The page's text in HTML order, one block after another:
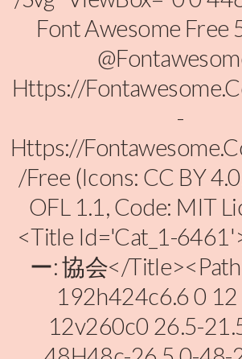
Font Awesome Free
Https://
-
Https://
/free (Icons: CC BY
OFL 1.1, Code: MIT
<title Id='cat_1-
ー: 協会</
192h424c6.6 0 12
12v260c0 26.5-